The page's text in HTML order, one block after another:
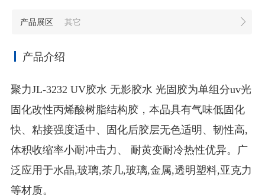
产品展区 其它
产品介绍
聚力JL-3232 UV胶水 无影胶水 光固胶为单组分uv光
固化改性丙烯酸树脂结构胶，本品具有气味低固化
快、粘接强度适中、固化后胶层无色适明、韧性高,
体积收缩率小耐冲击力、 耐黄变耐冷热性优异。广
泛应用于水晶,玻璃,茶几,玻璃,金属,透明塑料,亚克力
等材质。